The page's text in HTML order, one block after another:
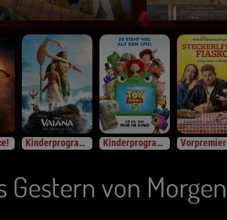
Kinderprogramm Kinderprogramm
Gestern von Morgen